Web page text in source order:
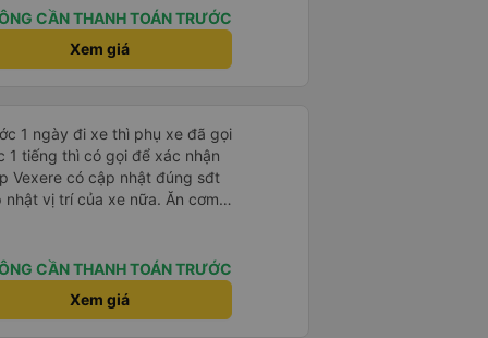
CẦN THANH TOÁN TRƯỚC
Xem giá
1 ngày đi xe thì phụ xe đã gọi
1 tiếng thì có gọi để xác nhận
vị trí của xe nữa. Ăn cơm
CẦN THANH TOÁN TRƯỚC
Xem giá